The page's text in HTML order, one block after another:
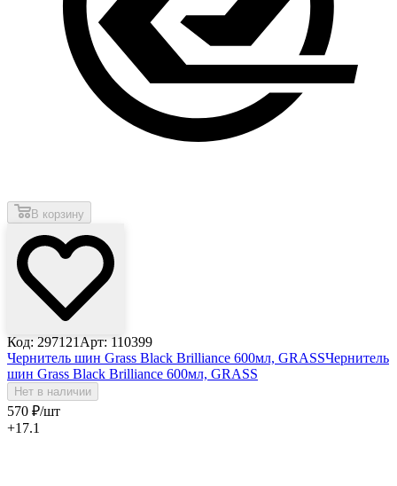
В корзину
Код: 297121 Арт: 110399
Чернитель шин Grass Black Brilliance 600мл, GRASSЧернитель
шин Grass Black Brilliance 600мл, GRASS
Нет в наличии
570 ₽/шт
+17.1